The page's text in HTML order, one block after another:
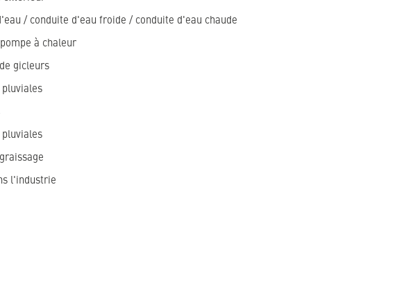
/ conduite d'eau froide / conduite d'eau chaude
pompe à chaleur
gicleurs
pluviales
pluviales
l'industrie